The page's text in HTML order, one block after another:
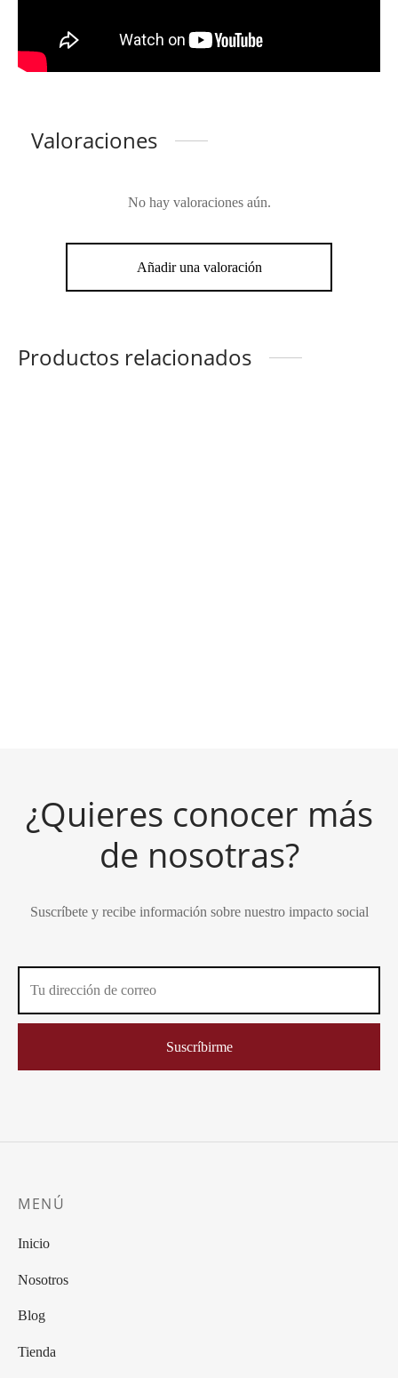
Valoraciones
No hay valoraciones aún.
Añadir una valoración
Productos relacionados
¿Quieres conocer más
de nosotras?
Suscríbete y recibe información sobre nuestro impacto social
MENÚ
Inicio
Nosotros
Blog
Tienda